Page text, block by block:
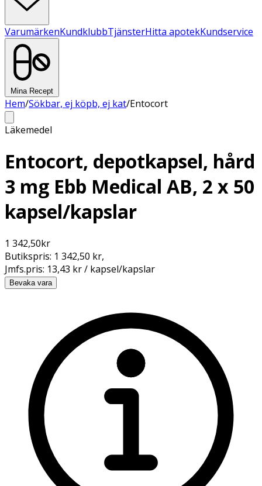
VarumärkenKundklubbTjänsterHitta apotekKundservice
Mina Recept
Hem/Sökbar, ej köpb, ej kat/Entocort
Läkemedel
Entocort, depotkapsel, hård
3 mg Ebb Medical AB, 2 x 50
kapsel/kapslar
1 342,50kr
Butikspris: 1 342,50 kr,
Jmfs.pris: 13,43 kr / kapsel/kapslar
Bevaka vara